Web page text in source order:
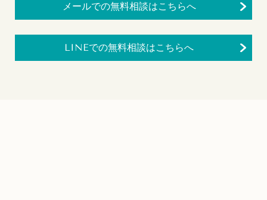
メールでの無料相談はこちらへ
LINEでの無料相談はこちらへ